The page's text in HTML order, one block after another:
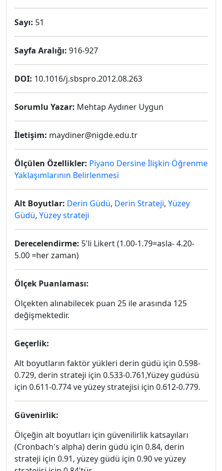
Sayı: 51
Sayfa Aralığı: 916-927
DOI: 10.1016/j.sbspro.2012.08.263
Sorumlu Yazar: Mehtap Aydıner Uygun
İletişim: maydiner@nigde.edu.tr
Ölçülen Özellikler: Piyano Dersine İlişkin Öğrenme
Yaklaşımlarının Belirlenmesi
Alt Boyutlar: Derin Güdü, Derin Strateji, Yüzey
Güdü, Yüzey strateji
Derecelendirme: 5'li Likert (1.00-1.79=asla- 4.20-
5.00 =her zaman)
Ölçek Puanlaması:
Ölçekten alınabilecek puan 25 ile arasında 125
değişmektedir.
Geçerlik:
Alt boyutların faktör yükleri derin güdü için 0.598-
0.729, derin strateji için 0.533-0.761,Yüzey güdüsü
için 0.611-0.774 ve yüzey stratejisi için 0.612-0.779.
Güvenirlik:
Ölçeğin alt boyutları için güvenilirlik katsayıları
(Cronbach's alpha) derin güdü için 0.84, derin
strateji için 0.91, yüzey güdü için 0.90 ve yüzey